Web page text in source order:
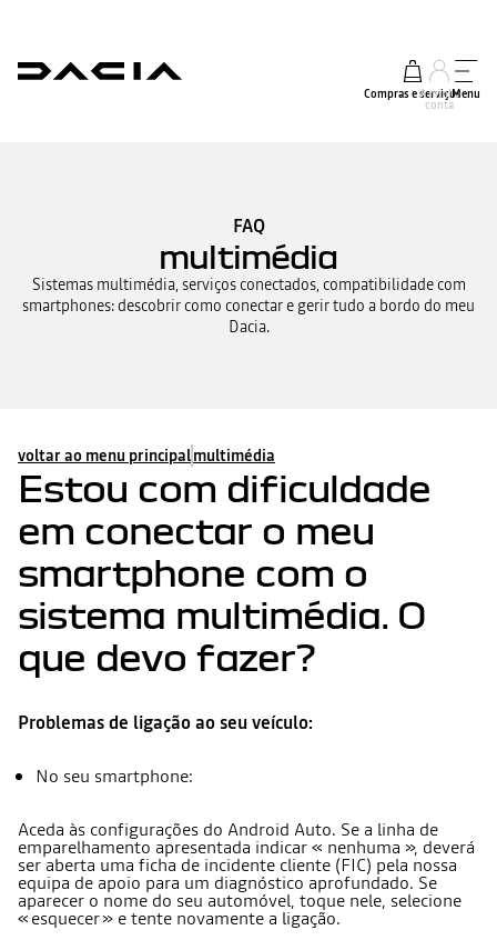
Compras e serviços
A minha
conta
Menu
FAQ
multimédia
Sistemas multimédia, serviços conectados, compatibilidade com
smartphones: descobrir como conectar e gerir tudo a bordo do meu
Dacia.
voltar ao menu principalmultimédia
Estou com dificuldade
em conectar o meu
smartphone com o
sistema multimédia. O
que devo fazer?
Problemas de ligação ao seu veículo:
No seu smartphone:
Aceda às configurações do Android Auto. Se a linha de
emparelhamento apresentada indicar « nenhuma », deverá
ser aberta uma ficha de incidente cliente (FIC) pela nossa
equipa de apoio para um diagnóstico aprofundado. Se
aparecer o nome do seu automóvel, toque nele, selecione
« esquecer » e tente novamente a ligação.